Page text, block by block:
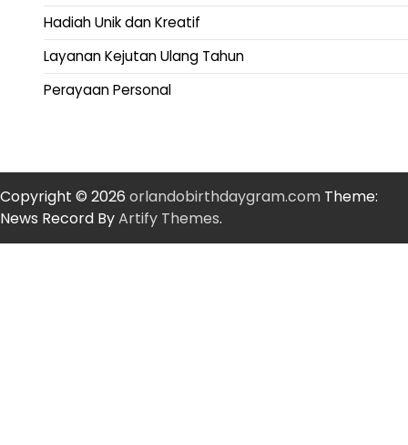
Hadiah Unik dan Kreatif
Layanan Kejutan Ulang Tahun
Perayaan Personal
Copyright © 2026 orlandobirthdaygram.com Theme:
News Record ByArtify Themes.